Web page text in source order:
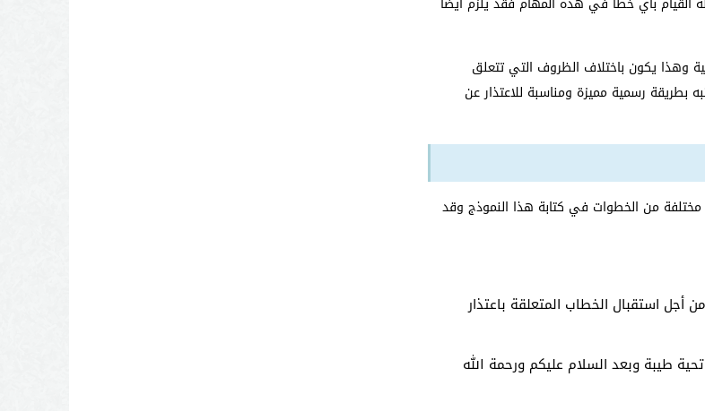
وهذا يكون باختلاف الظروف التي تتعلق
بطريقة رسمية مميزة ومناسبة للاعتذار عن
من الخطوات في كتابة هذا النموذج وقد
استقبال الخطاب المتعلقة باعتذار
طيبة وبعد السلام عليكم ورحمة الله